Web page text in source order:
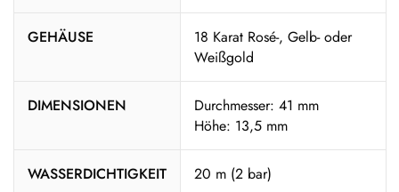
GEHÄUSE
18 Karat Rosé-, Gelb- oder
Weißgold
DIMENSIONEN
Durchmesser: 41 mm
Höhe: 13,5 mm
WASSERDICHTIGKEIT 20 m (2 bar)